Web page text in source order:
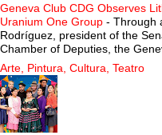
Geneva Club CDG Observes
Uranium One Group - Through
Rodríguez, president of the
Chamber of Deputies, the
Arte, Pintura, Cultura, Teatro